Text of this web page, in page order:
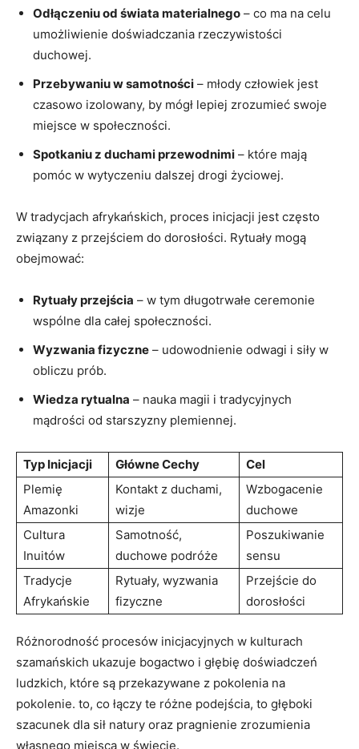
Odłączeniu od świata materialnego – co ma na celu
umożliwienie doświadczania rzeczywistości
duchowej.
Przebywaniu w samotności – młody człowiek jest
czasowo izolowany, by mógł lepiej zrozumieć swoje
miejsce w społeczności.
Spotkaniu z duchami przewodnimi – które mają
pomóc w wytyczeniu dalszej drogi życiowej.
W tradycjach afrykańskich, proces inicjacji jest często
związany z przejściem do dorosłości. Rytuały mogą
obejmować:
Rytuały przejścia – w tym długotrwałe ceremonie
wspólne dla całej społeczności.
Wyzwania fizyczne – udowodnienie odwagi i siły w
obliczu prób.
Wiedza rytualna – nauka magii i tradycyjnych
mądrości od starszyzny plemiennej.
Typ Inicjacji Główne Cechy
Cel
Plemię
Amazonki
Kontakt z duchami,
wizje
Wzbogacenie
duchowe
Cultura
Inuitów
Samotność,
duchowe podróże
Poszukiwanie
sensu
Tradycje
Afrykańskie
Rytuały, wyzwania
fizyczne
Przejście do
dorosłości
Różnorodność procesów inicjacyjnych w kulturach
szamańskich ukazuje bogactwo i głębię doświadczeń
ludzkich, które są przekazywane z pokolenia na
pokolenie. to, co łączy te różne podejścia, to głęboki
szacunek dla sił natury oraz pragnienie zrozumienia
własnego miejsca w świecie.